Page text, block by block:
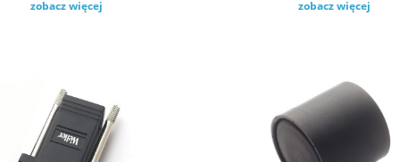
zobacz więcej zobacz więcej